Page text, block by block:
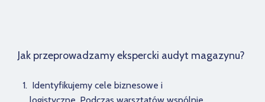
Jak przeprowadzamy ekspercki audyt magazynu?
Identyfikujemy cele biznesowe i